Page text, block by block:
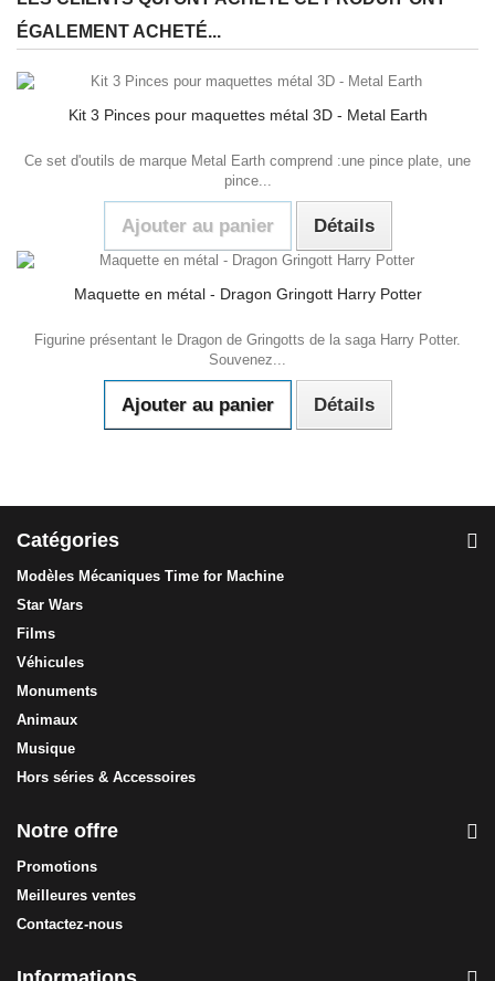
ÉGALEMENT ACHETÉ...
Kit 3 Pinces pour maquettes métal 3D - Metal Earth
Ce set d'outils de marque Metal Earth comprend :une pince plate, une
pince...
Ajouter au panier Détails
Maquette en métal - Dragon Gringott Harry Potter
Figurine présentant le Dragon de Gringotts de la saga Harry Potter.
Souvenez...
Ajouter au panier Détails
Catégories
Modèles Mécaniques Time for Machine
Star Wars
Films
Véhicules
Monuments
Animaux
Musique
Hors séries & Accessoires
Notre offre
Promotions
Meilleures ventes
Contactez-nous